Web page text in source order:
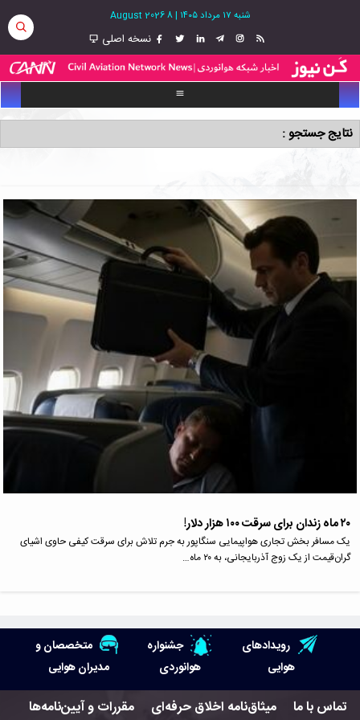
شنبه ۱۷ مرداد ۱۴۰۵ |
8 August 2026
نسخه اصلی
نتایج جستجو :
۲۰ ماه زندان برای سرقت ۱۰۰ هزار دلار!
یک مسافر بخش تجاری هواپیمایی سنگاپور به جرم تلاش برای سرقت کیفی حاوی اشیای
گران‌قیمت از یک زوج آذربایجانی، به ۲۰ ماه…
رویدادهای
هوایی
جشنواره
هوانوردی
متخصصان و
مدیران هوایی
تماس با ما میثاق‌نامه اخلاق حرفه‌ای مقررات و آیین‌نامه‌ها